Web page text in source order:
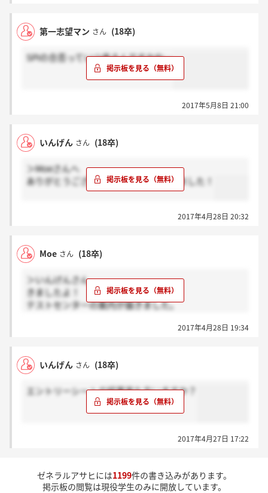
第一志望マン さん (18卒)
SPIの合否っていつ来るんですかね…
2017年5月8日 21:00
いんげん さん (18卒)
＞Moeさんへ
ありがとうございます、私も先ほど来ました！
2017年4月28日 20:32
Moe さん (18卒)
＞いんげんさん
きましたよ！
テストセンターの案内が届きました。
2017年4月28日 19:34
いんげん さん (18卒)
エントリーシートの結果来た方いますか？
2017年4月27日 17:22
ゼネラルアサヒには1199件の書き込みがあります。
掲示板の閲覧は現役学生のみに開放しています。